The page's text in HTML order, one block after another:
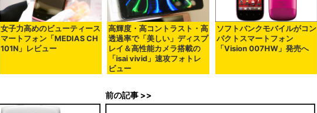
女子力高めのビューティース
マートフォン「MEDIAS CH
101N」レビュー
高輝度・高コントラスト・高
透過率で「美しい」ディスプ
レイ＆高性能カメラ搭載の
「isai vivid」速攻フォトレ
ビュー
ソフトバンクモバイルがコン
パクトスマートフォン
「Vision 007HW」発売へ
前の記事 >>